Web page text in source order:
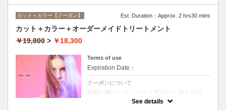
カット＋カラー【クーポン】 Est. Duration：Approx. 2 hrs30 mins
カット＋カラー＋オーダーメイドトリートメント
￥19,800 > ￥18,300
Terms of use
Expiration Date：
クーポンについて
抜群の艶！ハリ、コシ！広がりも抑えられ
る！どんなに傷んだ髪も、鮮やかなハイトー
ンカラーも、極上美しい髪へ☆
See details